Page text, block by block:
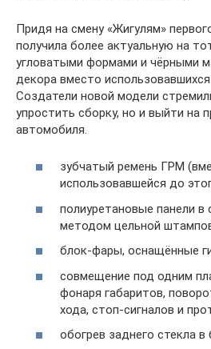
Придя на смену «Жигулям»
получила более актуальную на
угловатыми формами и чёрными
декора вместо
Создатели новой модели
упростить сборку, но и выйти на
автомобиля.
зубчатый ремень ГРМ
использовавшейся до
полиуретановые панели в
методом цельной
блок-фары, оснащённые
совмещение под одним
фонаря габаритов,
хода, стоп-сигналов и
обогрев заднего стекла